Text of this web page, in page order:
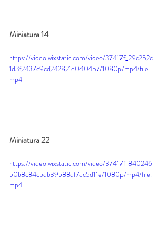
Miniatura 14
https://video.wixstatic.com/video/37417f_29c252c
1d3f2437c9cd242821e040457/1080p/mp4/file.
mp4
Miniatura 22
https://video.wixstatic.com/video/37417f_840246
50b8c84cbdb39588df7ac5d11e/1080p/mp4/file.
mp4